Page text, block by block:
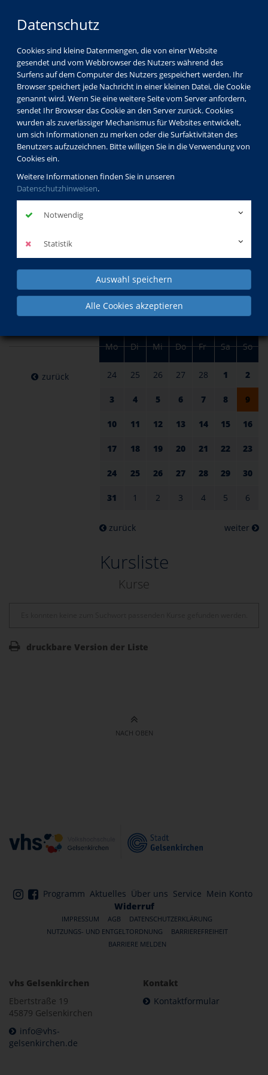
Datenschutz
Cookies sind kleine Datenmengen, die von einer Website
gesendet und vom Webbrowser des Nutzers während des
Surfens auf dem Computer des Nutzers gespeichert werden. Ihr
Browser speichert jede Nachricht in einer kleinen Datei, die Cookie
genannt wird. Wenn Sie eine weitere Seite vom Server anfordern,
sendet Ihr Browser das Cookie an den Server zurück. Cookies
wurden als zuverlässiger Mechanismus für Websites entwickelt,
um sich Informationen zu merken oder die Surfaktivitäten des
Benutzers aufzuzeichnen. Bitte willigen Sie in die Verwendung von
Cookies ein.
Weitere Informationen finden Sie in unseren
Datenschutzhinweisen.
Notwendig
Statistik
Auswahl speichern
Alle Cookies akzeptieren
LOGIN MENÜ
im März
Mo Di Mi Do Fr Sa So
24 25 26 27 28 1 2
3 4 5 6 7 8 9
10 11 12 13 14 15 16
17 18 19 20 21 22 23
24 25 26 27 28 29 30
31 1 2 3 4 5 6
zurück weiter
am 09.
2025
zurück
Kursliste
Kurse
druckbare Version der Liste
NACH OBEN
Programm Aktuelles Über uns Service Mein Konto
Widerruf
IMPRESSUM AGB
DATENSCHUTZERKLÄRUNG
NUTZUNGS- UND ENTGELTORDNUNG
BARRIEREFREIHEIT
BARRIERE MELDEN
vhs Gelsenkirchen
Ebertstraße 19
45879 Gelsenkirchen
info@vhs-
gelsenkirchen.de
Kontakt
Kontaktformular